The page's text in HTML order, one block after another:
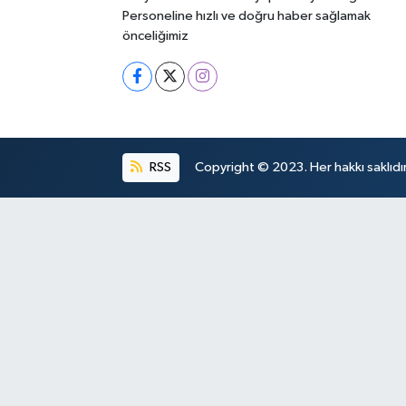
Personeline hızlı ve doğru haber sağlamak
önceliğimiz
RSS Copyright © 2023. Her hakkı